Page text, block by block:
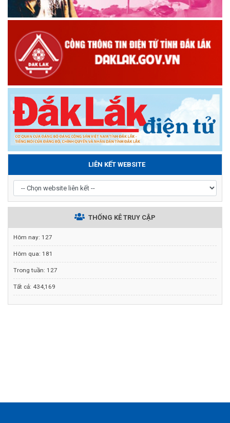
LIÊN KẾT WEBSITE
THỐNG KÊ TRUY CẬP
Hôm nay: 127
Hôm qua: 181
Trong tuần: 127
Tất cả: 434,169